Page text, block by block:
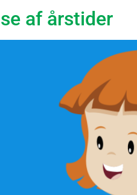
af årstider